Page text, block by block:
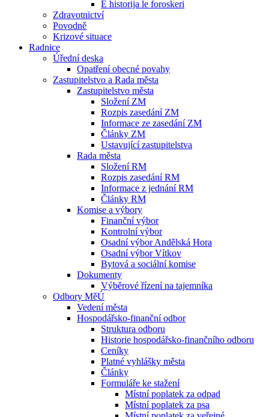
E historija le foroskeri
Zdravotnictví
Povodně
Krizové situace
Radnice
Úřední deska
Opatření obecné povahy
Zastupitelstvo a Rada města
Zastupitelstvo města
Složení ZM
Rozpis zasedání ZM
Informace ze zasedání ZM
Články ZM
Ustavující zastupitelstva
Rada města
Složení RM
Rozpis zasedání RM
Informace z jednání RM
Články RM
Komise a výbory
Finanční výbor
Kontrolní výbor
Osadní výbor Andělská Hora
Osadní výbor Vítkov
Bytová a sociální komise
Dokumenty
Výběrové řízení na tajemníka
Odbory MěÚ
Vedení města
Hospodářsko-finanční odbor
Struktura odboru
Historie hospodářsko-finančního odboru
Ceníky
Platné vyhlášky města
Články
Formuláře ke stažení
Místní poplatek za odpad
Místní poplatek za psa